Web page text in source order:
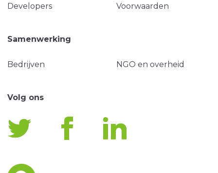
Developers Voorwaarden
Samenwerking
Bedrijven NGO en overheid
Volg ons